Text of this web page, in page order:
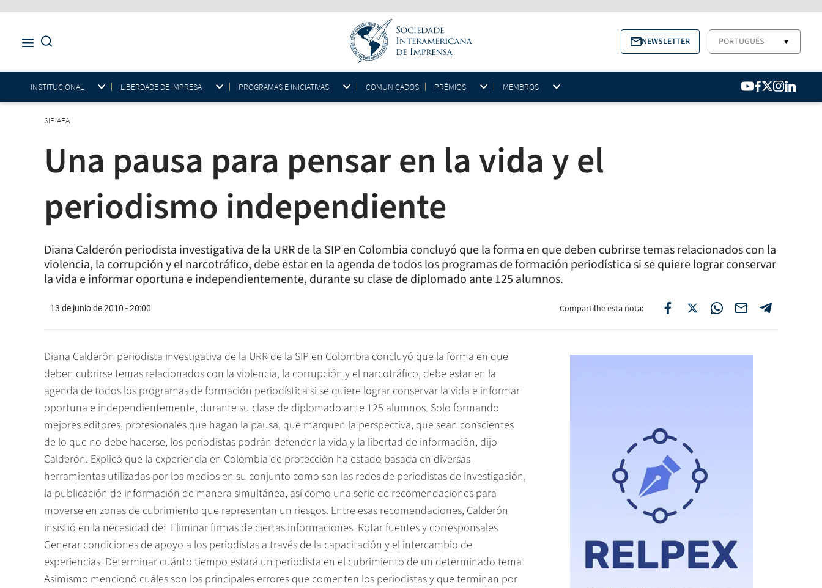
NEWSLETTER PORTUGUÉS ▼
INSTITUCIONAL LIBERDADE DE IMPRESA PROGRAMAS E INICIATIVAS COMUNICADOS PRÊMIOS MEMBROS
SIPIAPA
Una pausa para pensar en la vida y el
periodismo independiente
Diana Calderón periodista investigativa de la URR de la SIP en Colombia concluyó que la forma en que deben cubrirse temas relacionados con la
violencia, la corrupción y el narcotráfico, debe estar en la agenda de todos los programas de formación periodística si se quiere lograr conservar
la vida e informar oportuna e independientemente, durante su clase de diplomado ante 125 alumnos.
13 de junio de 2010 - 20:00 Compartilhe esta nota:
Diana Calderón periodista investigativa de la URR de la SIP en Colombia concluyó que la forma en que
deben cubrirse temas relacionados con la violencia, la corrupción y el narcotráfico, debe estar en la
agenda de todos los programas de formación periodística si se quiere lograr conservar la vida e informar
oportuna e independientemente, durante su clase de diplomado ante 125 alumnos. Solo formando
mejores editores, profesionales que hagan la pausa, que marquen la perspectiva, que sean conscientes
de lo que no debe hacerse, los periodistas podrán defender la vida y la libertad de información, dijo
Calderón. Explicó que la experiencia en Colombia de protección ha estado basada en diversas
herramientas utilizadas por los medios en su conjunto como son las redes de periodistas de investigación,
la publicación de información de manera simultánea, así como una serie de recomendaciones para
moverse en zonas de cubrimiento que representan un riesgos. Entre esas recomendaciones, Calderón
insistió en la necesidad de:  Eliminar firmas de ciertas informaciones  Rotar fuentes y corresponsales 
Generar condiciones de apoyo a los periodistas a través de la capacitación y el intercambio de
experiencias  Determinar cuánto tiempo estará un periodista en el cubrimiento de un determinado tema
Asimismo mencionó cuáles son los principales errores que comenten los periodistas y que terminan por